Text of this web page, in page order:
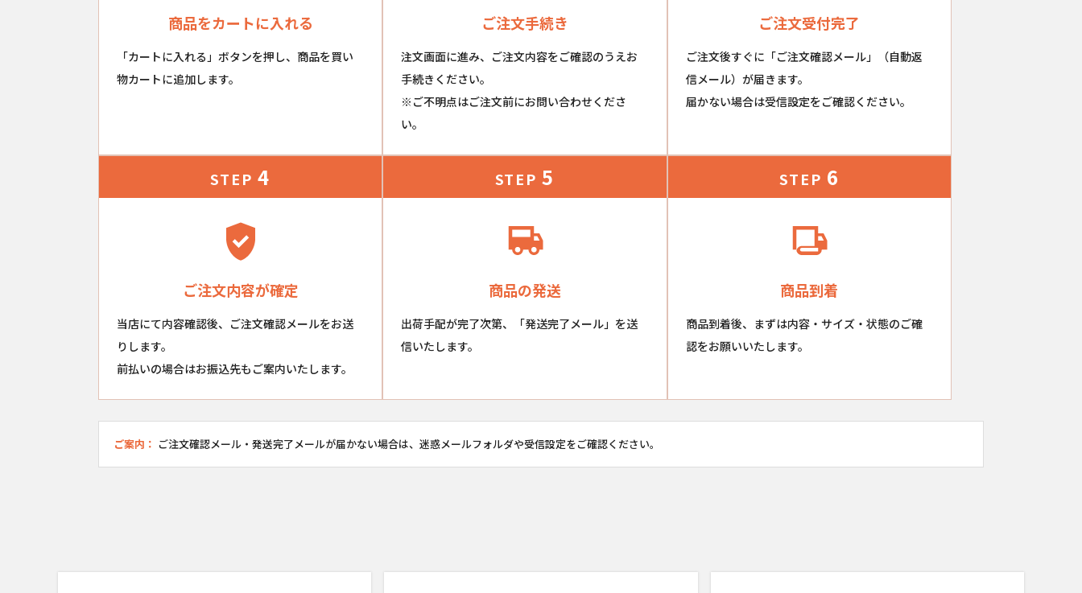
商品をカートに入れる
「カートに入れる」ボタンを押し、商品を買い
物カートに追加します。
ご注文手続き
注文画面に進み、ご注文内容をご確認のうえお
手続きください。
※ご不明点はご注文前にお問い合わせくださ
い。
ご注文受付完了
ご注文後すぐに「ご注文確認メール」（自動返
信メール）が届きます。
届かない場合は受信設定をご確認ください。
STEP 4
ご注文内容が確定
当店にて内容確認後、ご注文確認メールをお送
りします。
前払いの場合はお振込先もご案内いたします。
STEP 5
商品の発送
出荷手配が完了次第、「発送完了メール」を送
信いたします。
STEP 6
商品到着
商品到着後、まずは内容・サイズ・状態のご確
認をお願いいたします。
ご案内： ご注文確認メール・発送完了メールが届かない場合は、迷惑メールフォルダや受信設定をご確認ください。